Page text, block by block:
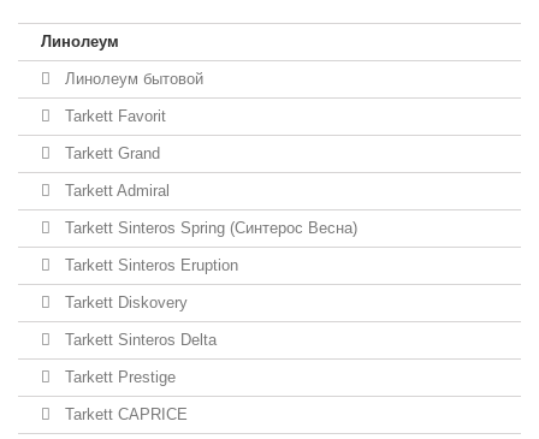
Линолеум
Линолеум бытовой
Tarkett Favorit
Tarkett Grand
Tarkett Admiral
Tarkett Sinteros Spring (Синтерос Весна)
Tarkett Sinteros Eruption
Tarkett Diskovery
Tarkett Sinteros Delta
Tarkett Prestige
Tarkett CAPRICE